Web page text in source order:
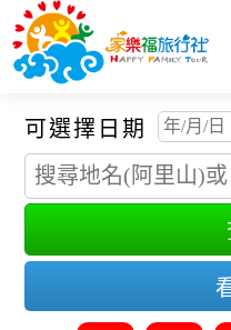
可選擇日期